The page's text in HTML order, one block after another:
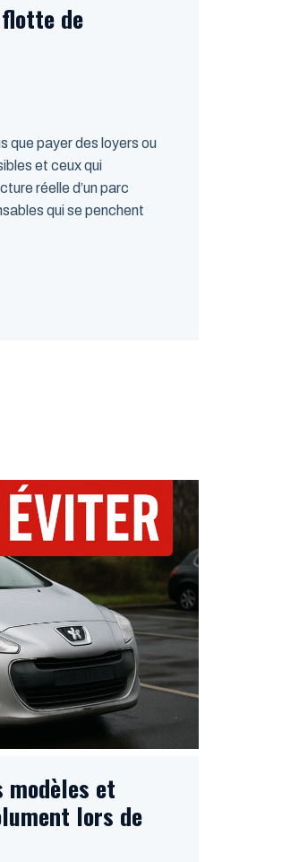
de
que payer des loyers ou
et ceux qui
réelle d’un parc
qui se penchent
modèles et
lors de